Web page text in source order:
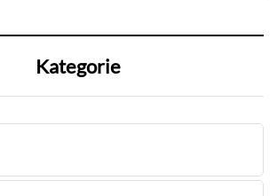
Kategorie